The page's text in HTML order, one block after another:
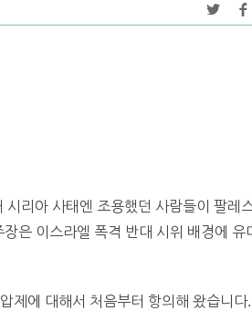
리아 사태엔 조용했던 사람들이 팔레
은 이스라엘 폭격 반대 시위 배경에 유
제에 대해서 처음부터 항의해 왔습니다.